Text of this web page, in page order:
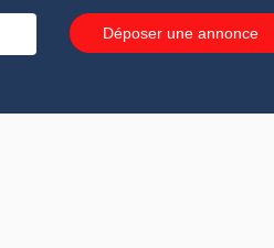
Déposer une annonce